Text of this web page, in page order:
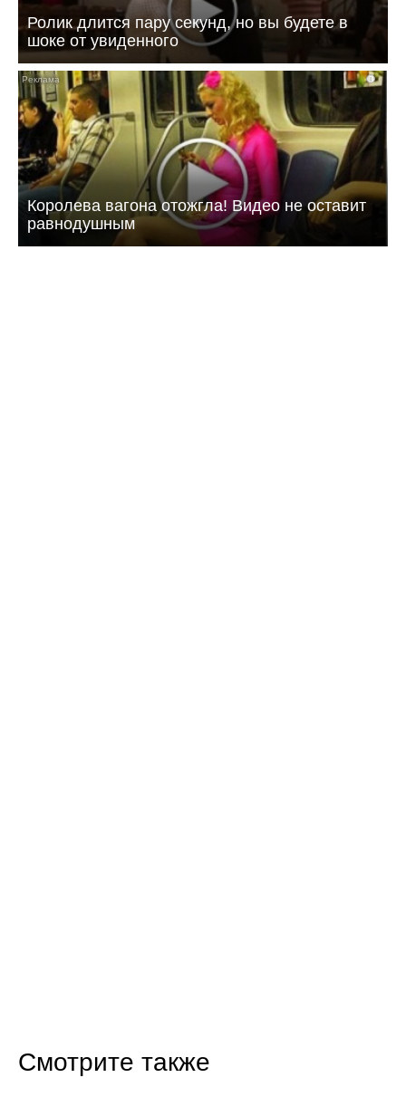
Ролик длится пару секунд, но вы будете в
шоке от увиденного
i
Королева вагона отожгла! Видео не оставит
равнодушным
Смотрите также